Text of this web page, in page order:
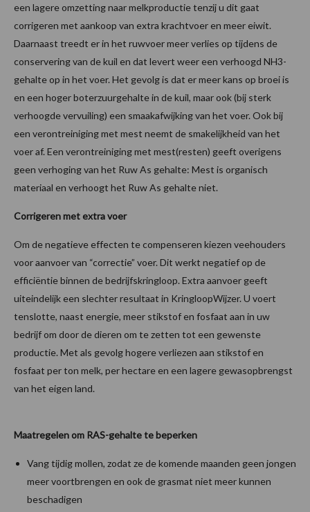
een lagere omzetting naar melkproductie tenzij u dit gaat
corrigeren met aankoop van extra krachtvoer en meer eiwit.
Daarnaast treedt er in het ruwvoer meer verlies op tijdens de
conservering van de kuil en dat levert weer een verhoogd NH3-
gehalte op in het voer. Het gevolg is dat er meer kans op broei is
en een hoger boterzuurgehalte in de kuil, maar ook (bij sterk
verhoogde vervuiling) een smaakafwijking van het voer. Ook bij
een verontreiniging met mest neemt de smakelijkheid van het
voer af. Een verontreiniging met mest(resten) geeft overigens
geen verhoging van het Ruw As gehalte: Mest is organisch
materiaal en verhoogt het Ruw As gehalte niet.
Corrigeren met extra voer
Om de negatieve effecten te compenseren kiezen veehouders
voor aanvoer van “correctie” voer. Dit werkt negatief op de
efficiëntie binnen de bedrijfskringloop. Extra aanvoer geeft
uiteindelijk een slechter resultaat in KringloopWijzer. U voert
tenslotte, naast energie, meer stikstof en fosfaat aan in uw
bedrijf om door de dieren om te zetten tot een gewenste
productie. Met als gevolg hogere verliezen aan stikstof en
fosfaat per ton melk, per hectare en een lagere gewasopbrengst
van het eigen land.
Maatregelen om RAS-gehalte te beperken
Vang tijdig mollen, zodat ze de komende maanden geen jongen
meer voortbrengen en ook de grasmat niet meer kunnen
beschadigen